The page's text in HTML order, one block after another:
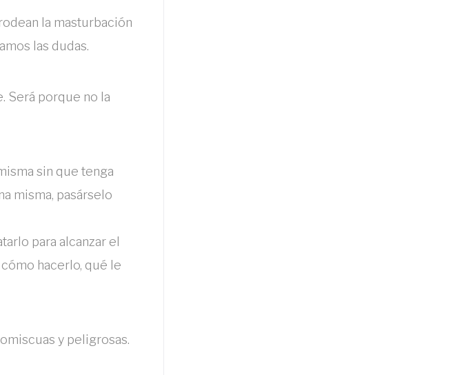
la masturbación
las dudas.
Será porque no la
sin que tenga
misma, pasárselo
para alcanzar el
hacerlo, qué le
y peligrosas.